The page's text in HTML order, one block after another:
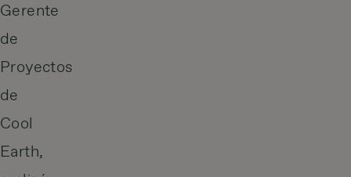
Gerente
de
Proyectos
de
Cool
Earth,